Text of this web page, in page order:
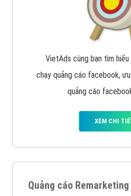
VietAds cùng bạn tìm
chạy quảng cáo facebook,
quảng cáo
XEM CHI
Quảng cáo Remarketing